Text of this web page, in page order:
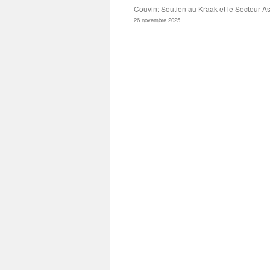
Couvin: Soutien au Kraak et le Secteur
26 novembre 2025